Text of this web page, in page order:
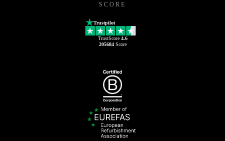
SCORE
Trustpilot
TrustScore 4.6
205684Score